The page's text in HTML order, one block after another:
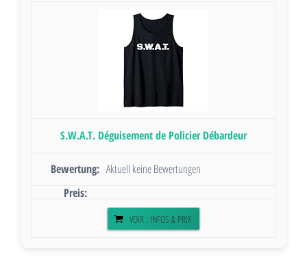
S.W.A.T. Déguisement de Policier Débardeur
Aktuell keine Bewertungen
VOIR : INFOS & PRIX